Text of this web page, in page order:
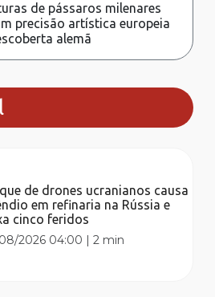
de pássaros milenares
precisão artística europeia
alemã
de drones ucranianos causa
em refinaria na Rússia e
cinco feridos
2026 04:00 |2 min